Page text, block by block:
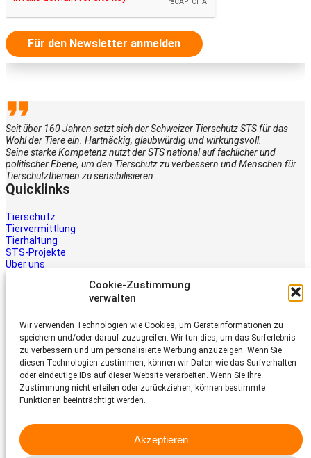
Cookie-Zustimmung
verwalten
Wir verwenden Technologien wie Cookies, um Geräteinformationen zu
speichern und/oder darauf zuzugreifen. Wir tun dies, um das Surferlebnis
zu verbessern und um personalisierte Werbung anzuzeigen. Wenn Sie
diesen Technologien zustimmen, können wir Daten wie das Surfverhalten
oder eindeutige IDs auf dieser Website verarbeiten. Wenn Sie Ihre
Zustimmung nicht erteilen oder zurückziehen, können bestimmte
Funktionen beeinträchtigt werden.
Akzeptieren
Für den Newsletter anmelden
Seit über 160 Jahren setzt sich der Schweizer Tierschutz STS für das
Wohl der Tiere ein. Hartnäckig, glaubwürdig und wirkungsvoll.
Seine starke Kompetenz nutzt der STS national auf fachlicher und
politischer Ebene, um den Tierschutz zu verbessern und Menschen für
Tierschutzthemen zu sensibilisieren.
Quicklinks
Tierschutz
Tiervermittlung
Tierhaltung
STS-Projekte
Über uns
Tiere brauchen Hilfe – auch Ihre.
Unterstützen Sie die Arbeit des
Schweizer Tierschutz STS.
Jetzt spenden
Schweizer Tierschutz STS
CH-4053 Basel